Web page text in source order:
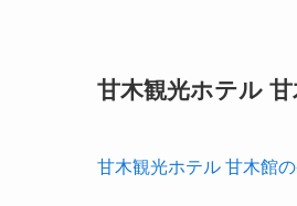
甘木観光ホテル
甘木観光ホテル 甘木館